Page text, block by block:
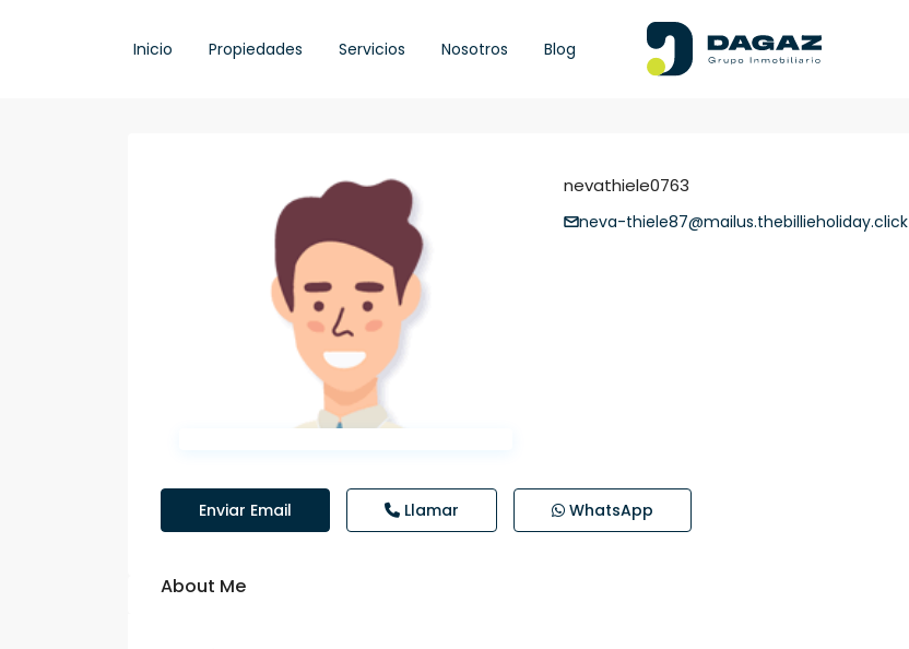
Inicio Propiedades Servicios Nosotros Blog
nevathiele0763
neva-thiele87@mailus.thebillieholiday.click
Enviar Email Llamar WhatsApp
About Me